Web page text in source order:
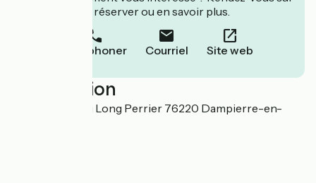
leur site pour réserver ou en savoir plus.
Téléphoner Courriel Site web
Localisation
1542 Chemin du Long Perrier 76220 Dampierre-en-